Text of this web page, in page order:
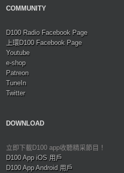
COMMUNITY
D100 Radio Facebook Page
上環D100 Facebook Page
Youtube
e-shop
Patreon
TuneIn
Twitter
DOWNLOAD
立即下載D100 app收聽精采節目！
D100 App iOS 用戶
D100 App Android 用戶